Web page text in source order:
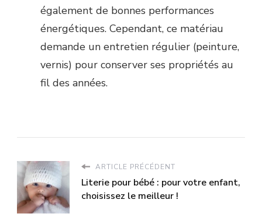
également de bonnes performances
énergétiques. Cependant, ce matériau
demande un entretien régulier (peinture,
vernis) pour conserver ses propriétés au
fil des années.
ARTICLE PRÉCÉDENT
Literie pour bébé : pour votre enfant,
choisissez le meilleur !